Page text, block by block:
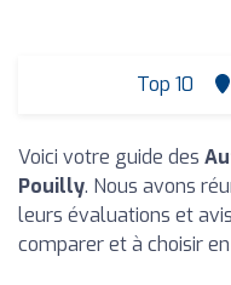
Top 10
Voici votre guide des
Pouilly. Nous avons
leurs évaluations et
comparer et à choisir